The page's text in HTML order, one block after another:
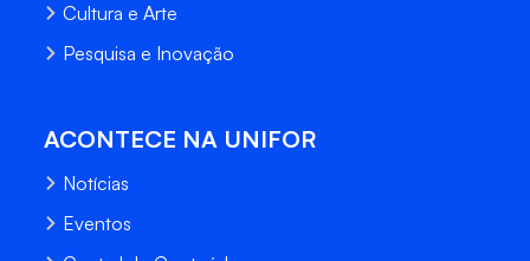
Cultura e Arte
Pesquisa e Inovação
ACONTECE NA UNIFOR
Notícias
Eventos